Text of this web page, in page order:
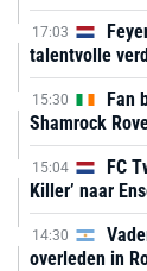
17:03
talentvolle
15:30
Fan
Shamrock
15:04
FC
Killer’ naar
14:30
overleden in